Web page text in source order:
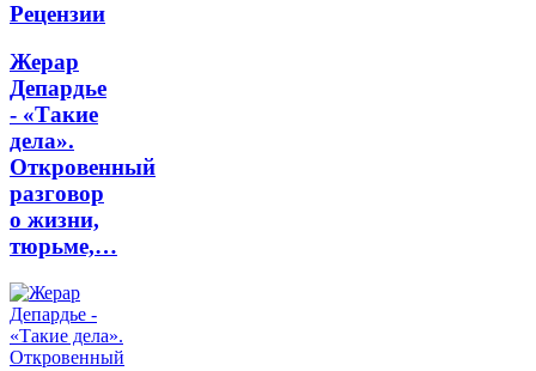
Рецензии
Жерар
Депардье
- «Такие
дела».
Откровенный
разговор
о жизни,
тюрьме,…